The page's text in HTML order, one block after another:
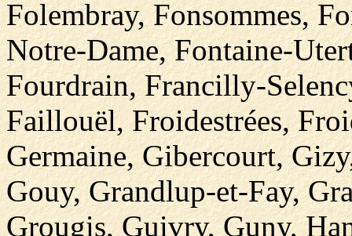
Folembray, Fonsommes,
Notre-Dame, Fontaine-
Fourdrain, Francilly-
Faillouël, Froidestrées,
Germaine, Gibercourt,
Gouy, Grandlup-et-Fay,
Grougis, Guivry, Guny,